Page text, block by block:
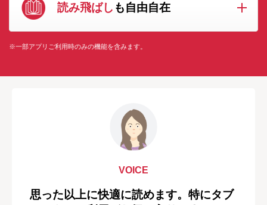
読み飛ばし も自由自在
※一部アプリご利用時のみの機能を含みます。
VOICE
思った以上に快適に読めます。特にタブ